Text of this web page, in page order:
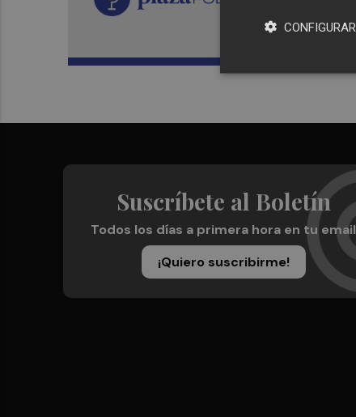
Suscríbete al Boletín
Todos los días a primera hora en tu email
¡Quiero suscribirme!
CONFIGURAR